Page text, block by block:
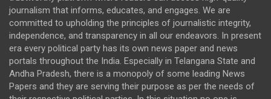
journalism that informs, educates, and engages. We are
committed to upholding the principles of journalistic integrity,
independence, and transparency in all our endeavors. In present
era every political party has its own news paper and news
portals throughout the India. Especially in Telangana State and
Andha Pradesh, there is a monopoly of some leading News
Papers and they are serving their purpose as per the needs of